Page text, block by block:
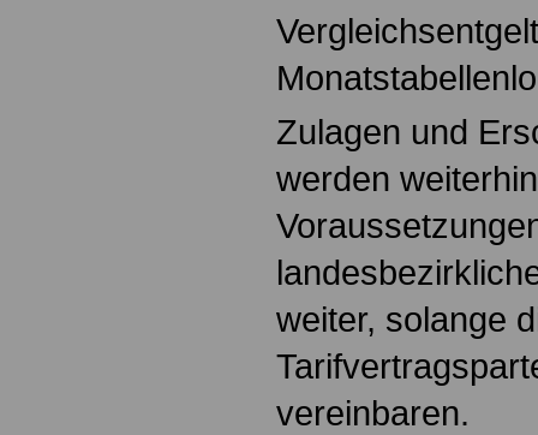
Zulagen und
werden
weiter, solange
vereinbaren.